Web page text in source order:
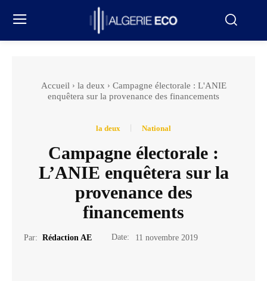
Accueil la deux
Campagne électorale : L'ANIE
enquêtera sur la provenance des financements
la deux National
Campagne électorale :
L’ANIE enquêtera sur la
provenance des
financements
Par: Rédaction AE Date: 11 novembre 2019